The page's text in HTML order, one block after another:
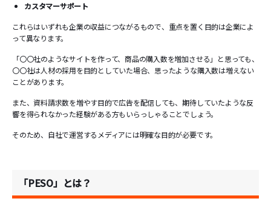
カスタマーサポート
これらはいずれも企業の収益につながるもので、重点を置く目的は企業によ
って異なります。
「〇〇社のようなサイトを作って、商品の購入数を増加させる」と思っても、
〇〇社は人材の採用を目的としていた場合、思ったような購入数は増えない
ことがあります。
また、資料請求数を増やす目的で広告を配信しても、期待していたような反
響を得られなかった経験がある方もいらっしゃることでしょう。
そのため、自社で運営するメディアには明確な目的が必要です。
「PESO」とは？